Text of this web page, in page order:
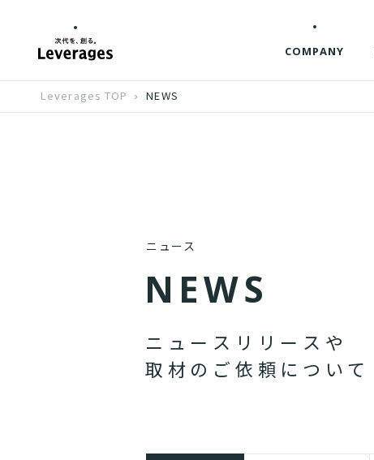
COMPANY
Leverages TOP NEWS
ニュース
N EWS
ニ ュ ー ス リ リ ー ス や
取 材 の ご 依 頼 に つ い て